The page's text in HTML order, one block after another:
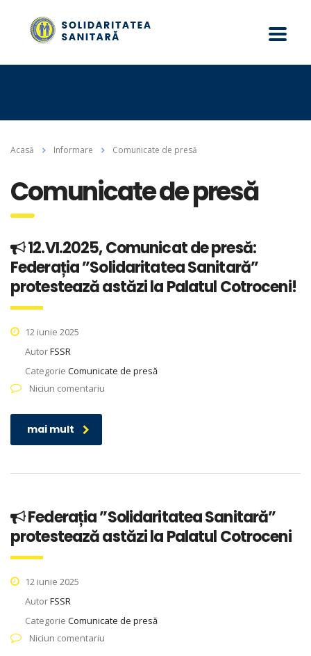
Acasă Informare Comunicate de presă
Comunicate de presă
12.VI.2025, Comunicat de presă:
Federația ”Solidaritatea Sanitară”
protestează astăzi la Palatul Cotroceni!
12 iunie 2025
AutorFSSR
Categorie Comunicate de presă
Niciun comentariu
mai mult
Federația ”Solidaritatea Sanitară”
protestează astăzi la Palatul Cotroceni
12 iunie 2025
AutorFSSR
Categorie Comunicate de presă
Niciun comentariu